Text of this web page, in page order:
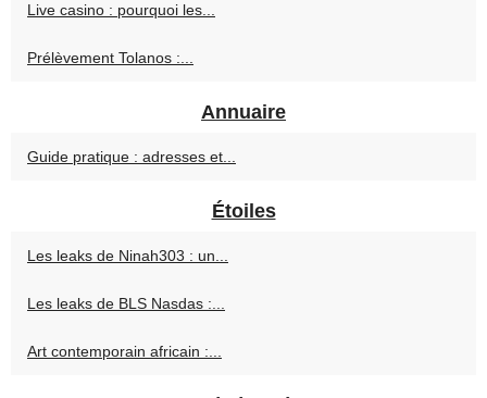
Live casino : pourquoi les...
Prélèvement Tolanos :...
Annuaire
Guide pratique : adresses et...
Étoiles
Les leaks de Ninah303 : un...
Les leaks de BLS Nasdas :...
Art contemporain africain :...